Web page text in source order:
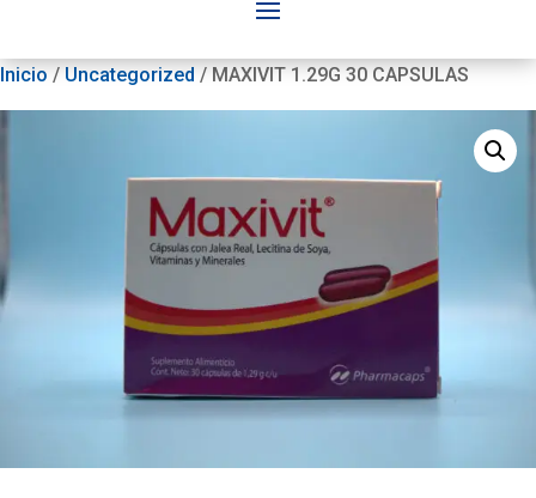
Inicio / Uncategorized / MAXIVIT 1.29G 30 CAPSULAS